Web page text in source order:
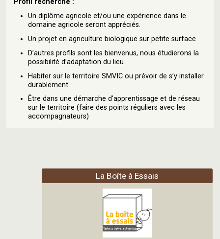
Profil recherché :
Un diplôme agricole et/ou une expérience dans le
domaine agricole seront appréciés.
Un projet en agriculture biologique sur petite surface
D’autres profils sont les bienvenus, nous étudierons la
possibilité d’adaptation du lieu
Habiter sur le territoire SMVIC ou prévoir de s’y installer
durablement
Être dans une démarche d’apprentissage et de réseau
sur le territoire (faire des points réguliers avec les
accompagnateurs)
La Boîte à Essais